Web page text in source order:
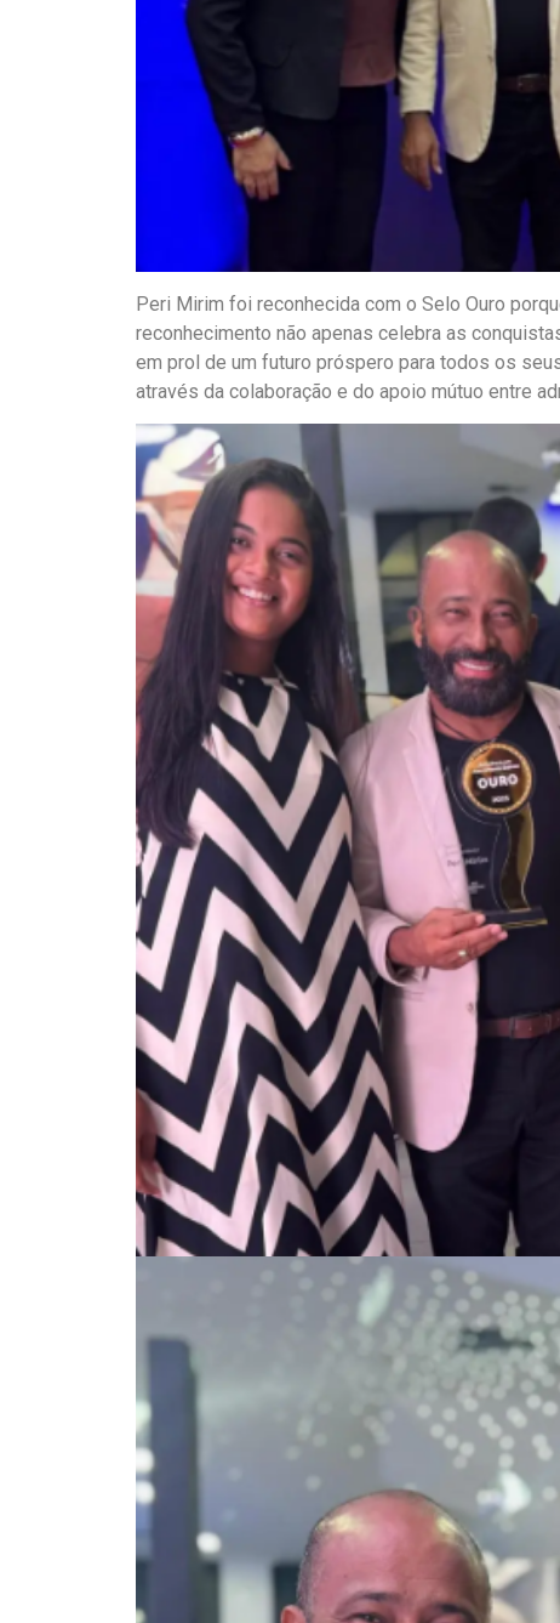
Peri Mirim foi reconhecida com o Selo Ouro
reconhecimento não apenas celebra as
em prol de um futuro próspero para todos os
através da colaboração e do apoio mútuo entre